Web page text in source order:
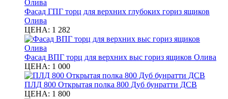
Фасад ГПГ торц для верхних глубоких гориз ящиков
Олива
ЦЕНА: 1 282
Фасад ВПГ торц для верхних выс гориз ящиков Олива
ЦЕНА: 1 000
ПЛД 800 Открытая полка 800 Дуб бунратти ДСВ
ЦЕНА: 1 800